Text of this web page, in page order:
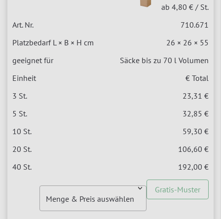
ab 4,80 € / St.
710.671
26 × 26 × 55
Säcke bis zu 70 l Volumen
€ Total
23,31 €
32,85 €
59,30 €
106,60 €
192,00 €
Gratis-Muster